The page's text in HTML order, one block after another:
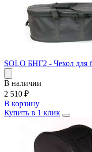
SOLO БНГ2 - Чехол для
В наличии
2 510 ₽
В корзину
Купить в 1 клик